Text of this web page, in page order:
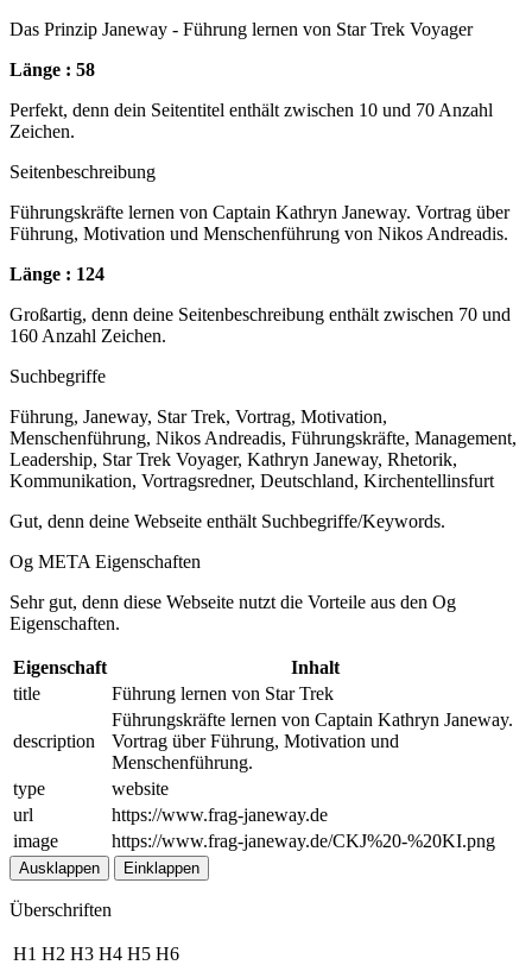
Das Prinzip Janeway - Führung lernen von Star Trek Voyager
Länge : 58
Perfekt, denn dein Seitentitel enthält zwischen 10 und 70 Anzahl
Zeichen.
Seitenbeschreibung
Führungskräfte lernen von Captain Kathryn Janeway. Vortrag über
Führung, Motivation und Menschenführung von Nikos Andreadis.
Länge : 124
Großartig, denn deine Seitenbeschreibung enthält zwischen 70 und
160 Anzahl Zeichen.
Suchbegriffe
Führung, Janeway, Star Trek, Vortrag, Motivation,
Menschenführung, Nikos Andreadis, Führungskräfte, Management,
Leadership, Star Trek Voyager, Kathryn Janeway, Rhetorik,
Kommunikation, Vortragsredner, Deutschland, Kirchentellinsfurt
Gut, denn deine Webseite enthält Suchbegriffe/Keywords.
Og META Eigenschaften
Sehr gut, denn diese Webseite nutzt die Vorteile aus den Og
Eigenschaften.
Eigenschaft
Inhalt
title
Führung lernen von Star Trek
description
Führungskräfte lernen von Captain Kathryn Janeway.
Vortrag über Führung, Motivation und
Menschenführung.
type
website
url
https://www.frag-janeway.de
image
https://www.frag-janeway.de/CKJ%20-%20KI.png
Ausklappen Einklappen
Überschriften
H1 H2 H3 H4 H5 H6